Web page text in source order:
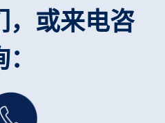
，或来电咨